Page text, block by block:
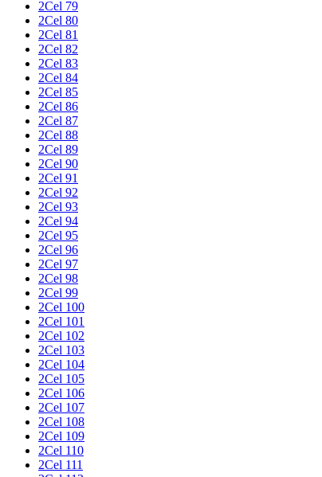
2Cel 79
2Cel 80
2Cel 81
2Cel 82
2Cel 83
2Cel 84
2Cel 85
2Cel 86
2Cel 87
2Cel 88
2Cel 89
2Cel 90
2Cel 91
2Cel 92
2Cel 93
2Cel 94
2Cel 95
2Cel 96
2Cel 97
2Cel 98
2Cel 99
2Cel 100
2Cel 101
2Cel 102
2Cel 103
2Cel 104
2Cel 105
2Cel 106
2Cel 107
2Cel 108
2Cel 109
2Cel 110
2Cel 111